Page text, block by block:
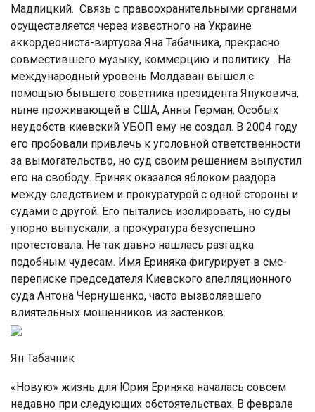
Мадлицкий. Связь с правоохранительными органами
осуществляется через известного на Украине
аккордеониста-виртуоза Яна Табачника, прекрасно
совместившего музыку, коммерцию и политику. На
международный уровень Молдаван вышел с
помощью бывшего советника президента Януковича,
ныне проживающей в США, Анны Герман. Особых
неудобств киевский УБОП ему не создал. В 2004 году
его пробовали привлечь к уголовной ответственности
за вымогательство, но суд своим решением выпустил
его на свободу. Ериняк оказался яблоком раздора
между следствием и прокуратурой с одной стороны и
судами с другой. Его пытались изолировать, но суды
упорно выпускали, а прокуратура безуспешно
протестовала. Не так давно нашлась разгадка
подобным чудесам. Имя Ериняка фигурирует в смс-
переписке председателя Киевского апелляционного
суда Антона Чернушенко, часто вызволявшего
влиятельных мошенников из застенков.
Ян Табачник
«Новую» жизнь для Юрия Ериняка началась совсем
недавно при следующих обстоятельствах. В феврале